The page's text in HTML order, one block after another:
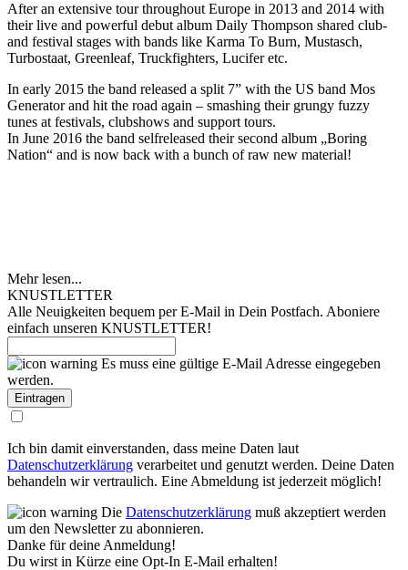
After an extensive tour throughout Europe in 2013 and 2014 with
their live and powerful debut album Daily Thompson shared club-
and festival stages with bands like Karma To Burn, Mustasch,
Turbostaat, Greenleaf, Truckfighters, Lucifer etc.
In early 2015 the band released a split 7” with the US band Mos
Generator and hit the road again – smashing their grungy fuzzy
tunes at festivals, clubshows and support tours.
In June 2016 the band selfreleased their second album „Boring
Nation“ and is now back with a bunch of raw new material!
Mehr lesen...
KNUSTLETTER
Alle Neuigkeiten bequem per E-Mail in Dein Postfach. Aboniere
einfach unseren KNUSTLETTER!
Es muss eine gültige E-Mail Adresse eingegeben
werden.
Ich bin damit einverstanden, dass meine Daten laut
Datenschutzerklärung verarbeitet und genutzt werden. Deine Daten
behandeln wir vertraulich. Eine Abmeldung ist jederzeit möglich!
Die Datenschutzerklärung muß akzeptiert werden
um den Newsletter zu abonnieren.
Danke für deine Anmeldung!
Du wirst in Kürze eine Opt-In E-Mail erhalten!